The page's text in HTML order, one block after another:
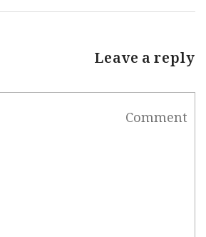
Leave a reply